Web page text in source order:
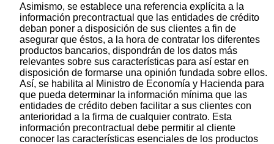
Asimismo, se establece una referencia explícita a la
información precontractual que las entidades de crédito
deban poner a disposición de sus clientes a fin de
asegurar que éstos, a la hora de contratar los diferentes
productos bancarios, dispondrán de los datos más
relevantes sobre sus características para así estar en
disposición de formarse una opinión fundada sobre ellos.
Así, se habilita al Ministro de Economía y Hacienda para
que pueda determinar la información mínima que las
entidades de crédito deben facilitar a sus clientes con
anterioridad a la firma de cualquier contrato. Esta
información precontractual debe permitir al cliente
conocer las características esenciales de los productos